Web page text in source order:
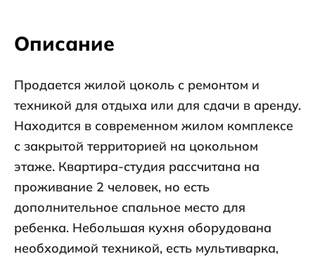
Описание
Продается жилой цоколь с ремонтом и
техникой для отдыха или для сдачи в аренду.
Находится в современном жилом комплексе
с закрытой территорией на цокольном
этаже. Квартира-студия рассчитана на
проживание 2 человек, но есть
дополнительное спальное место для
ребенка. Небольшая кухня оборудована
необходимой техникой, есть мультиварка,